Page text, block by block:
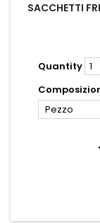
SACCHETTI
Quantity
Pezzo